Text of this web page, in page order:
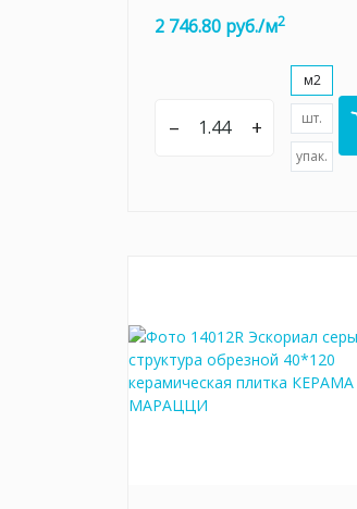
2 746.80 руб./м2
– +
м2
шт.
упак.